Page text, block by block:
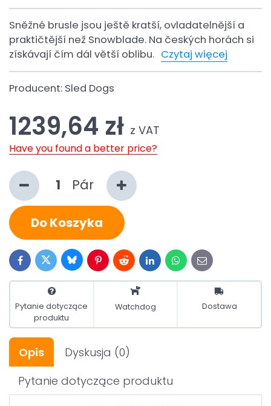
Sněžné brusle jsou ještě kratší, ovladatelnější a
praktičtější než Snowblade. Na českých horách si
získávají čím dál větší oblibu. Czytaj więcej
Producent: Sled Dogs
1239,64 zł z VAT
Have you found a better price?
Pár
Do Koszyka
FacebookTwitterBlueskyPinterestRedditLinkedInWhatsApp
E-
mail
Pytanie dotyczące
produktu
Watchdog Dostawa
Opis Dyskusja (0)
Pytanie dotyczące produktu